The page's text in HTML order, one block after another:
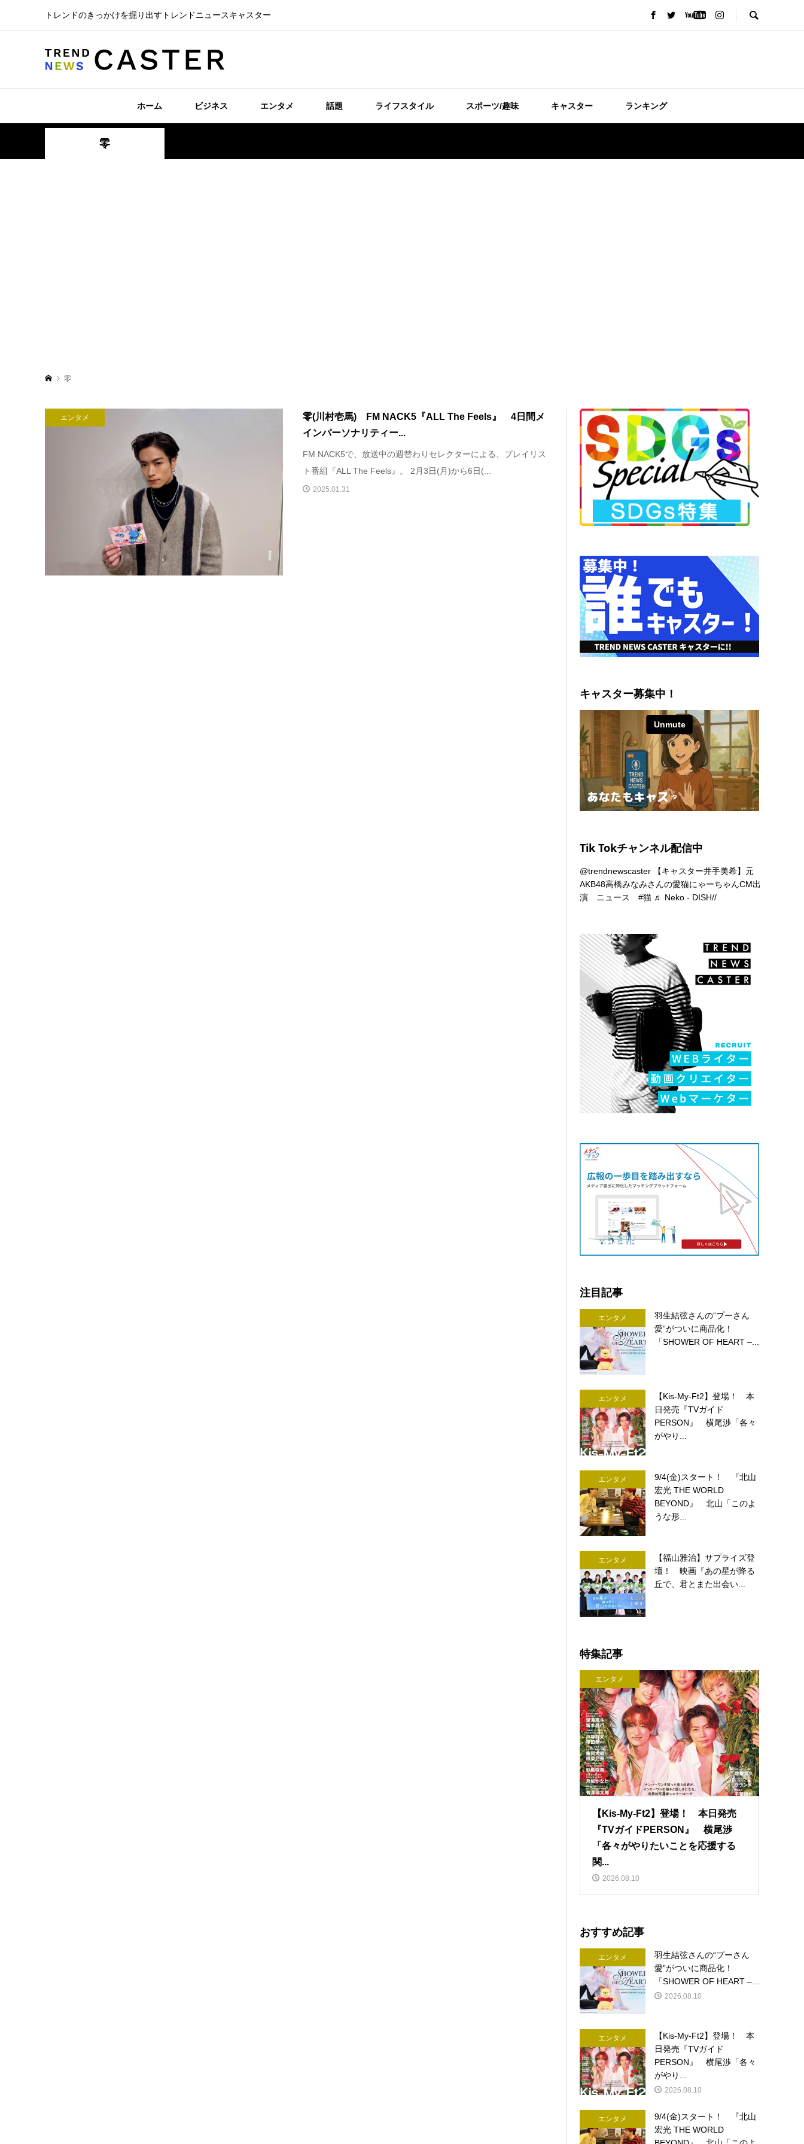
トレンドのきっかけを掘り出すトレンドニュースキャスター
ホーム ビジネス エンタメ 話題 ライフスタイル スポーツ/趣味 キャスター ランキング
零
零
エンタメ
零(川村壱馬) FM NACK5『ALL The Feels』 4日間メ
インパーソナリティー...
FM NACK5で、放送中の週替わりセレクターによる、プレイリス
ト番組『ALL The Feels』。 2月3日(月)から6日(...
2025.01.31
キャスター募集中！
Tik Tokチャンネル配信中
@trendnewscaster 【キャスター井手美希】元
AKB48高橋みなみさんの愛猫にゃーちゃんCM出
演 ニュース#猫 ♬ Neko - DISH//
注目記事
エンタメ
羽生結弦さんの“プーさん
愛”がついに商品化！
「SHOWER OF HEART –...
エンタメ
【Kis-My-Ft2】登場！ 本
日発売『TVガイド
PERSON』 横尾渉「各々
がやり...
エンタメ
9/4(金)スタート！ 『北山
宏光 THE WORLD
BEYOND』 北山「このよ
うな形...
エンタメ
【福山雅治】サプライズ登
壇！ 映画『あの星が降る
丘で、君とまた出会い...
特集記事
エンタメ
【Kis-My-Ft2】登場！ 本日発売
『TVガイドPERSON』 横尾渉
「各々がやりたいことを応援する
関...
2026.08.10
おすすめ記事
エンタメ
羽生結弦さんの“プーさん
愛”がついに商品化！
「SHOWER OF HEART –...
2026.08.10
エンタメ
【Kis-My-Ft2】登場！ 本
日発売『TVガイド
PERSON』 横尾渉「各々
がやり...
2026.08.10
エンタメ
9/4(金)スタート！ 『北山
宏光 THE WORLD